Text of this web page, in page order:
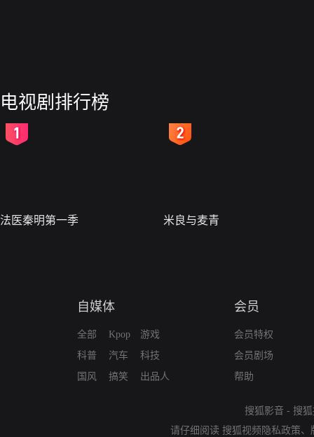
电视剧排行榜
法医秦明第一季 米良与麦青
自媒体
全部
科普
国风
Kpop
汽车
搞笑
游戏
科技
出品人
会员
会员特权
会员剧场
帮助
搜狐影音 - 搜
请仔细阅读 搜狐视频隐私政策、